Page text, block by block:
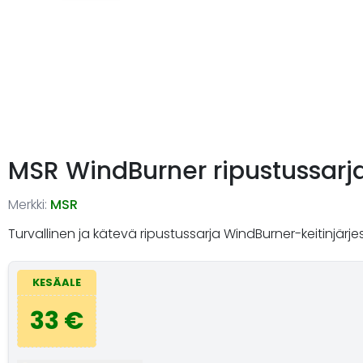
MSR WindBurner
Merkki: MSR
Turvallinen ja kätevä ripustussarja WindBurner-
KESÄALE
33 €